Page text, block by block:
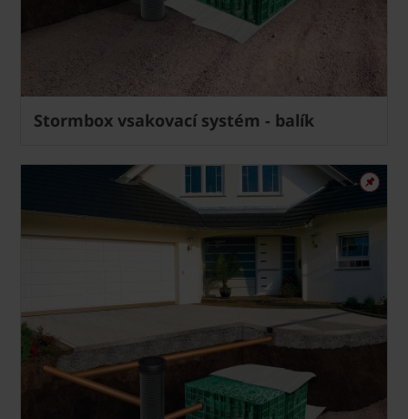
Stormbox vsakovací systém - balík